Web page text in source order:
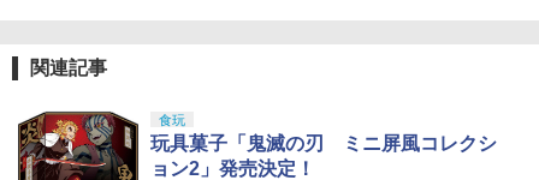
関連記事
食玩
玩具菓子「鬼滅の刃 ミニ屏風コレクシ
ョン2」発売決定！